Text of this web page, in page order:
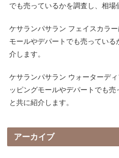
でも売っているかを調査し、相場
ケサランパサラン フェイスカラ
モールやデパートでも売ってい
介します。
ケサランパサラン ウォーターデ
ッピングモールやデパートでも
と共に紹介します。
アーカイブ